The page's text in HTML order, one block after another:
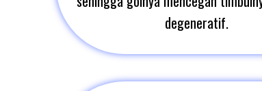
degeneratif.